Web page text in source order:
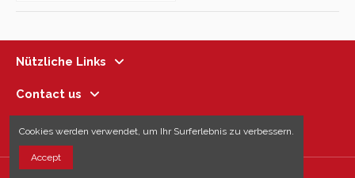
Nützliche Links
Contact us
Follow us
Cookies werden verwendet, um Ihr Surferlebnis zu verbessern.
Accept